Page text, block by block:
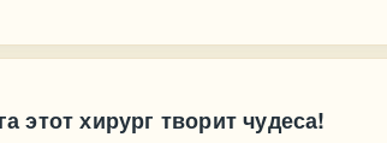
хирург творит чудеса!